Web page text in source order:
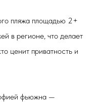
пляжа площадью 2+
в регионе, что делает
ценит приватность и
фьюжна —